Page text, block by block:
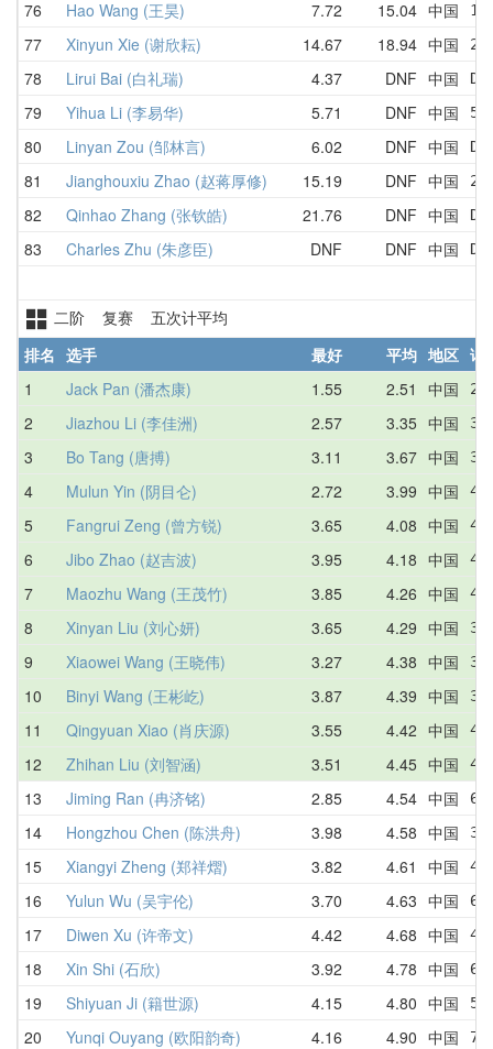
76 Hao Wang (王昊) 7.72 15.04 中国
77 Xinyun Xie (谢欣耘) 14.67 18.94 中国
78 Lirui Bai (白礼瑞) 4.37 DNF 中国
79 Yihua Li (李易华) 5.71 DNF 中国
80 Linyan Zou (邹林言) 6.02 DNF 中国
81 Jianghouxiu Zhao (赵蒋厚修) 15.19 DNF 中国
82 Qinhao Zhang (张钦皓) 21.76 DNF 中国
83 Charles Zhu (朱彦臣) DNF DNF 中国
二阶 复赛 五次计平均
排名 选手 最好 平均 地区 详
1
Jack Pan (潘杰康) 1.55 2.51 中国
2 Jiazhou Li (李佳洲) 2.57 3.35 中国
3 Bo Tang (唐搏) 3.11 3.67 中国
4 Mulun Yin (阴目仑) 2.72 3.99 中国
5 Fangrui Zeng (曾方锐) 3.65 4.08 中国
6 Jibo Zhao (赵吉波) 3.95 4.18 中国
7 Maozhu Wang (王茂竹) 3.85 4.26 中国
8 Xinyan Liu (刘心妍) 3.65 4.29 中国
9 Xiaowei Wang (王晓伟) 3.27 4.38 中国
10 Binyi Wang (王彬屹) 3.87 4.39 中国
11 Qingyuan Xiao (肖庆源) 3.55 4.42 中国
12 Zhihan Liu (刘智涵) 3.51 4.45 中国
13 Jiming Ran (冉济铭) 2.85 4.54 中国
14 Hongzhou Chen (陈洪舟) 3.98 4.58 中国
15 Xiangyi Zheng (郑祥熠) 3.82 4.61 中国
16 Yulun Wu (吴宇伦) 3.70 4.63 中国
17 Diwen Xu (许帝文) 4.42 4.68 中国
18 Xin Shi (石欣) 3.92 4.78 中国
19 Shiyuan Ji (籍世源) 4.15 4.80 中国
20 Yunqi Ouyang (欧阳韵奇) 4.16 4.90 中国